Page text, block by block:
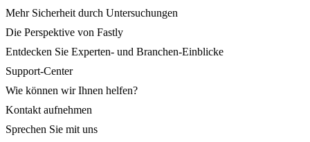
Mehr Sicherheit durch Untersuchungen
Die Perspektive von Fastly
Entdecken Sie Experten- und Branchen-Einblicke
Support-Center
Wie können wir Ihnen helfen?
Kontakt aufnehmen
Sprechen Sie mit uns